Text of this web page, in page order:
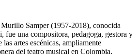
Samper (1957-2018), conocida
fue una compositora, pedagoga, gestora y
artes escénicas, ampliamente
del teatro musical en Colombia.